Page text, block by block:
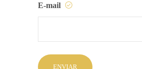
E-mail